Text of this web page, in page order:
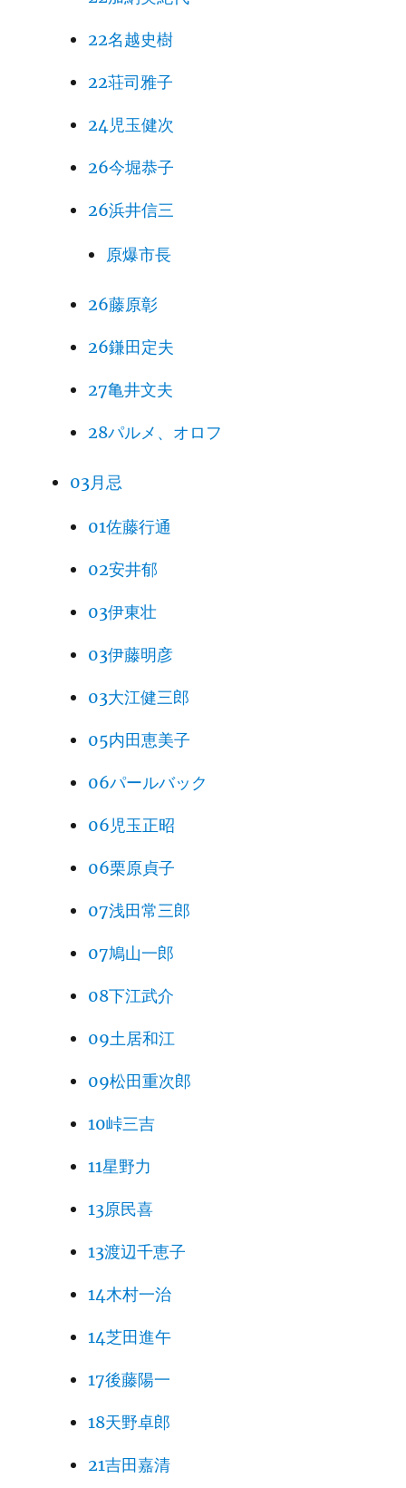
22名越史樹
22荘司雅子
24児玉健次
26今堀恭子
26浜井信三
原爆市長
26藤原彰
26鎌田定夫
27亀井文夫
28パルメ、オロフ
03月忌
01佐藤行通
02安井郁
03伊東壮
03伊藤明彦
03大江健三郎
05内田恵美子
06パールバック
06児玉正昭
06栗原貞子
07浅田常三郎
07鳩山一郎
08下江武介
09土居和江
09松田重次郎
10峠三吉
11星野力
13原民喜
13渡辺千恵子
14木村一治
14芝田進午
17後藤陽一
18天野卓郎
21吉田嘉清